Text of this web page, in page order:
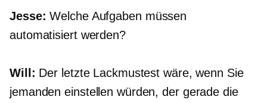
Jesse: Welche Aufgaben müssen
automatisiert werden?
Will: Der letzte Lackmustest wäre, wenn Sie
jemanden einstellen würden, der gerade die